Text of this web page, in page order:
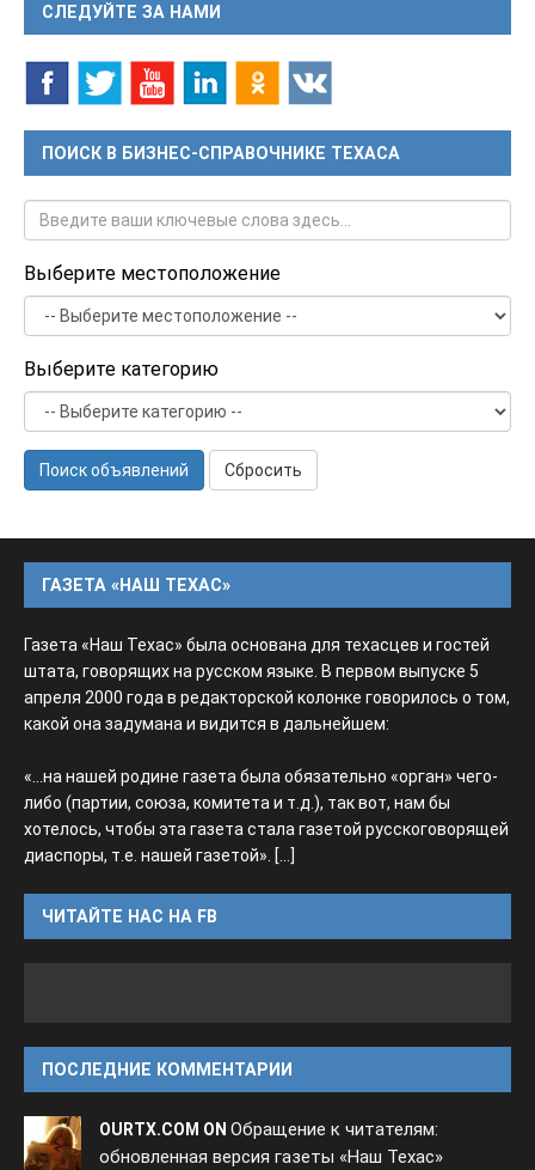
СЛЕДУЙТЕ ЗА НАМИ
ПОИСК В БИЗНЕС-СПРАВОЧНИКЕ ТЕХАСА
Выберите местоположение
Выберите категорию
Поиск объявлений Сбросить
ГАЗЕТА «НАШ ТЕХАС»
Газета «Наш Техас» была основана для техасцев и гостей
штата, говорящих на русском языке. В первом выпуске 5
апреля 2000 года в редакторской колонке говорилось о том,
какой она задумана и видится в дальнейшем:
«...на нашей родине газета была обязательно «орган» чего-
либо (партии, союза, комитета и т.д.), так вот, нам бы
хотелось, чтобы эта газета стала газетой русскоговорящей
диаспоры, т.е. нашей газетой». [...]
ЧИТАЙТЕ НАС НА FB
ПОСЛЕДНИЕ КОММЕНТАРИИ
OURTX.COM ON Обращение к читателям:
обновленная версия газеты «Наш Техас»